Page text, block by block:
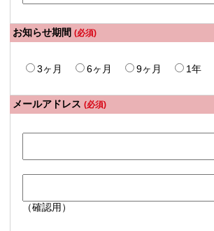
お知らせ期間 (必須)
3ヶ月 6ヶ月 9ヶ月 1年
メールアドレス (必須)
（確認用）